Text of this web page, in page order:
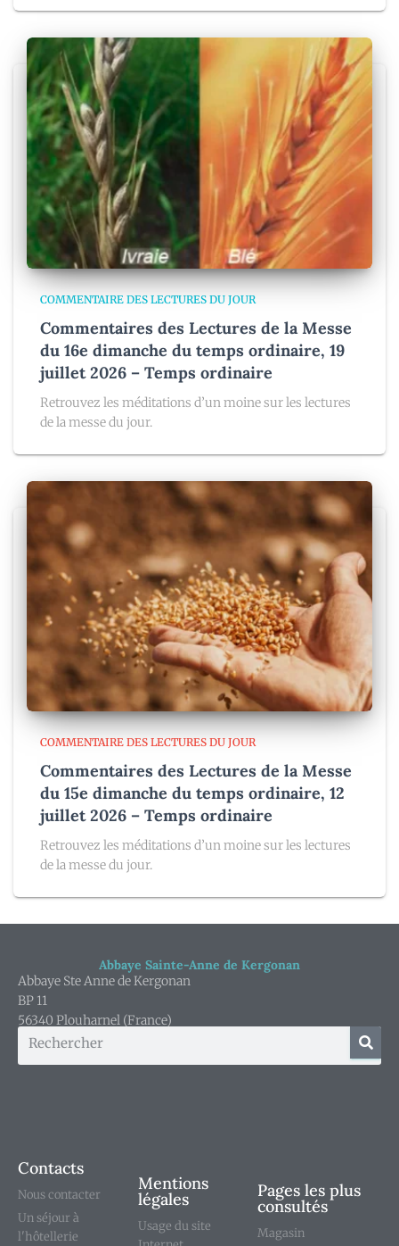
COMMENTAIRE DES LECTURES DU JOUR
Commentaires des Lectures de la Messe
du 16e dimanche du temps ordinaire, 19
juillet 2026 – Temps ordinaire
Retrouvez les méditations d’un moine sur les lectures
de la messe du jour.
COMMENTAIRE DES LECTURES DU JOUR
Commentaires des Lectures de la Messe
du 15e dimanche du temps ordinaire, 12
juillet 2026 – Temps ordinaire
Retrouvez les méditations d’un moine sur les lectures
de la messe du jour.
Abbaye Sainte-Anne de Kergonan
Abbaye Ste Anne de Kergonan
BP 11
56340 Plouharnel (France)
Contacts
Nous contacter
Un séjour à
l'hôtellerie
Mentions
légales
Usage du site
Pages les plus
consultés
Magasin